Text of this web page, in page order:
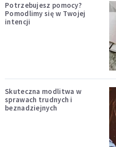
Potrzebujesz pomocy?
Pomodlimy się w Twojej
intencji
Skuteczna modlitwa w
sprawach trudnych i
beznadziejnych